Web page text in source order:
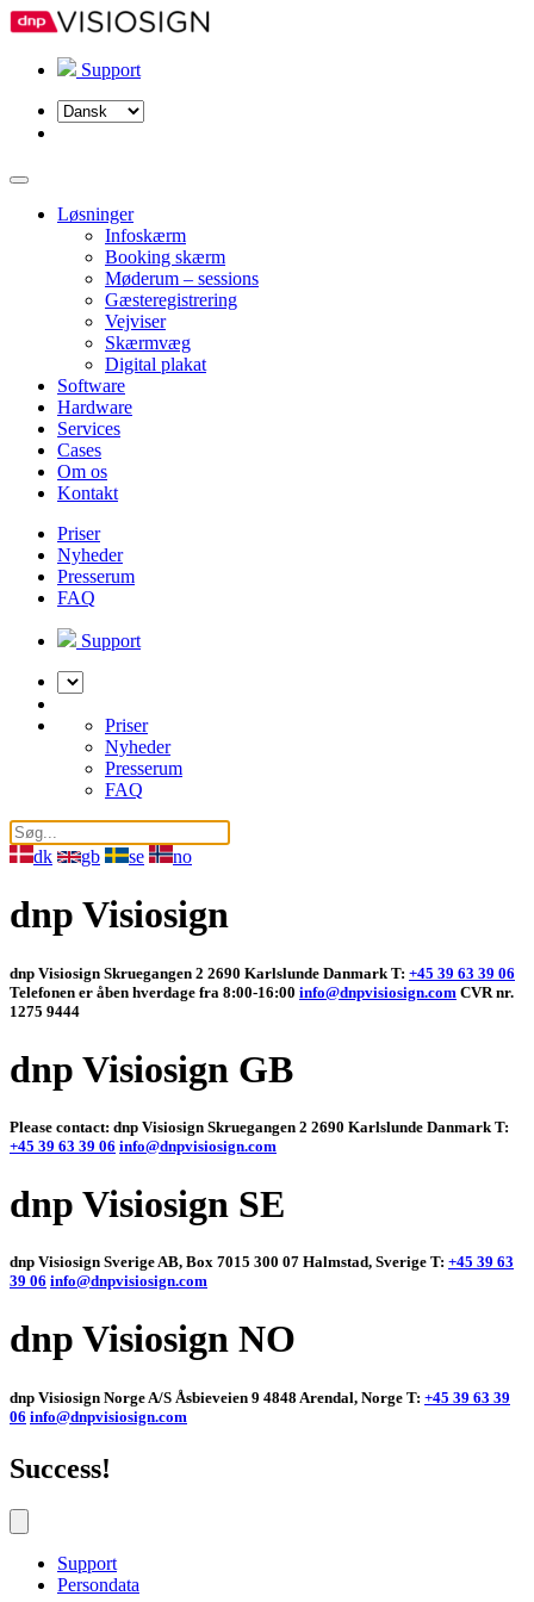
Support
Vælg
Løsninger
Infoskærm
Booking skærm
Møderum – sessions
Gæsteregistrering
Vejviser
Skærmvæg
Digital plakat
Software
Hardware
Services
Cases
Om os
Kontakt
Priser
Nyheder
Presserum
FAQ
Support
Vælg
Priser
Nyheder
Presserum
FAQ
dk gb se no
dnp Visiosign
dnp Visiosign Skruegangen 2 2690 Karlslunde Danmark T: +45 39 63 39 06
Telefonen er åben hverdage fra 8:00-16:00 info@dnpvisiosign.com CVR nr.
1275 9444
dnp Visiosign GB
Please contact: dnp Visiosign Skruegangen 2 2690 Karlslunde Danmark T:
+45 39 63 39 06 info@dnpvisiosign.com
dnp Visiosign SE
dnp Visiosign Sverige AB, Box 7015 300 07 Halmstad, Sverige T: +45 39 63
39 06 info@dnpvisiosign.com
dnp Visiosign NO
dnp Visiosign Norge A/S Åsbieveien 9 4848 Arendal, Norge T: +45 39 63 39
06 info@dnpvisiosign.com
Success!
Support
Persondata